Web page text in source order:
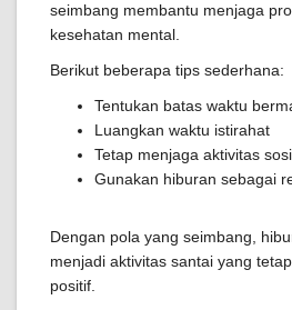
seimbang membantu menjaga
kesehatan mental.
Berikut beberapa tips sederhana:
Tentukan batas waktu
Luangkan waktu istirahat
Tetap menjaga aktivitas
Gunakan hiburan sebagai
Dengan pola yang seimbang,
menjadi aktivitas santai yang
positif.